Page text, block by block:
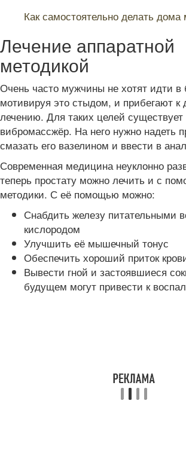
Как самостоятельно делать
Лечение аппаратной
методикой
Очень часто мужчины не хотят идти в
мотивируя это стыдом, и прибегают
лечению. Для таких целей
вибромассжёр. На него нужно надеть
смазать его вазелином и ввести в
Современная медицина неуклонно
теперь простату можно лечить и с
методики. С её помощью можно:
Снабдить железу питательными
кислородом
Улучшить её мышечный тонус
Обеспечить хороший приток
Вывести гной и застоявшиеся
будущем могут привести к